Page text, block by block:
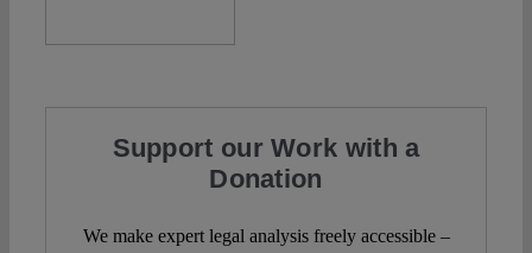
Support our Work with a
Donation
We make expert legal analysis freely accessible –